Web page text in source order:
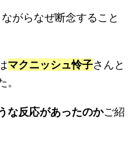
がらなぜ断念すること
マクニッシュ怜子さんと
な反応があったのかご紹